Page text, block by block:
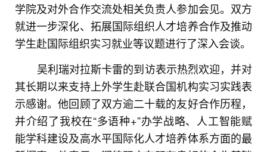
学院及对外合作交流处相关负责人参加会见。双方
就进一步深化、拓展国际组织人才培养合作及推动
学生赴国际组织实习就业等议题进行了深入会谈。
吴利瑞对拉斯卡雷的到访表示热烈欢迎，并对
其长期以来支持上外学生赴联合国机构实习实践表
示感谢。他回顾了双方逾二十载的友好合作历程，
并介绍了我校在“多语种+”办学战略、人工智能赋
能学科建设及高水平国际化人才培养体系方面的最